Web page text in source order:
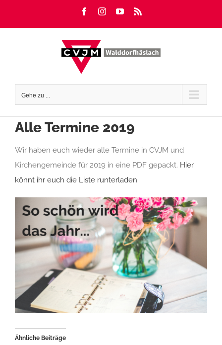
FacebookInstagramYouTube
Gehe zu ...
Alle Termine 2019
Wir haben euch wieder alle Termine in CVJM und
Kirchengemeinde für 2019 in eine PDF gepackt. Hier
könnt ihr euch die Liste runterladen.
Ähnliche Beiträge